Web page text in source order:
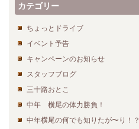
カテゴリー
ちょっとドライブ
イベント予告
キャンペーンのお知らせ
スタッフブログ
三十路おとこ
中年 横尾の体力勝負！
中年横尾の何でも知りたが〜り！？